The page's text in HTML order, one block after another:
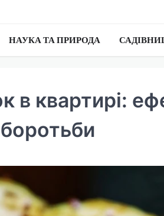
НАУКА ТА ПРИРОДА
в квартирі: